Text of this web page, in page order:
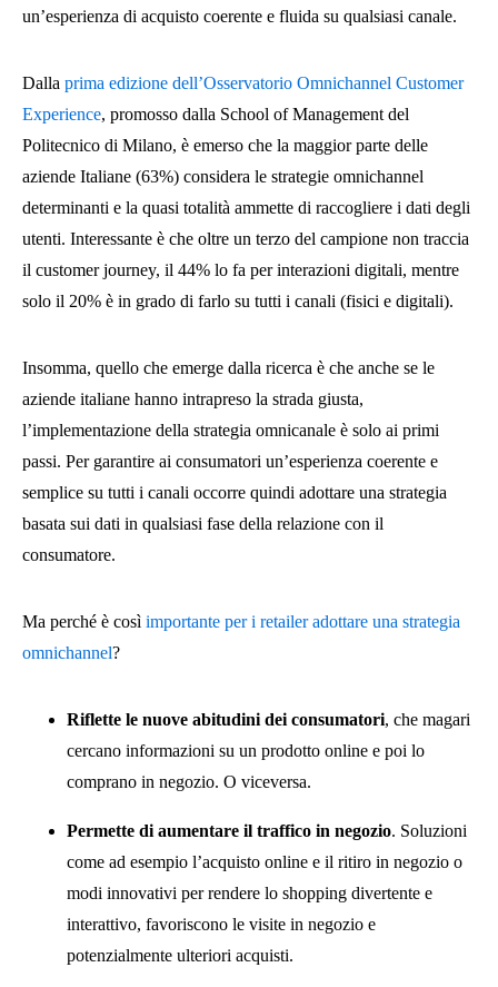
un’esperienza di acquisto coerente e fluida su qualsiasi canale.
Dalla prima edizione dell’Osservatorio Omnichannel Customer
Experience, promosso dalla School of Management del
Politecnico di Milano, è emerso che la maggior parte delle
aziende Italiane (63%) considera le strategie omnichannel
determinanti e la quasi totalità ammette di raccogliere i dati degli
utenti. Interessante è che oltre un terzo del campione non traccia
il customer journey, il 44% lo fa per interazioni digitali, mentre
solo il 20% è in grado di farlo su tutti i canali (fisici e digitali).
Insomma, quello che emerge dalla ricerca è che anche se le
aziende italiane hanno intrapreso la strada giusta,
l’implementazione della strategia omnicanale è solo ai primi
passi. Per garantire ai consumatori un’esperienza coerente e
semplice su tutti i canali occorre quindi adottare una strategia
basata sui dati in qualsiasi fase della relazione con il
consumatore.
Ma perché è così importante per i retailer adottare una strategia
omnichannel?
Riflette le nuove abitudini dei consumatori, che magari
cercano informazioni su un prodotto online e poi lo
comprano in negozio. O viceversa.
Permette di aumentare il traffico in negozio. Soluzioni
come ad esempio l’acquisto online e il ritiro in negozio o
modi innovativi per rendere lo shopping divertente e
interattivo, favoriscono le visite in negozio e
potenzialmente ulteriori acquisti.